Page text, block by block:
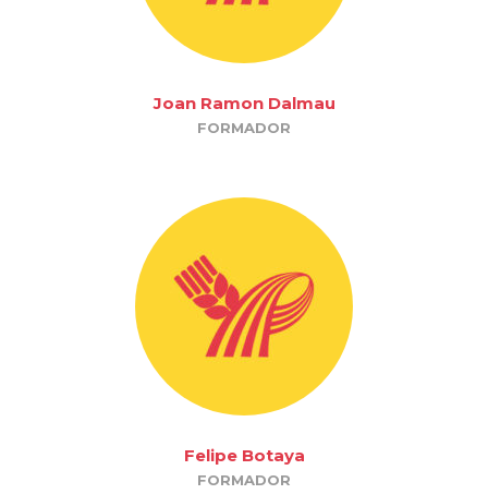
Joan Ramon Dalmau
FORMADOR
Felipe Botaya
FORMADOR